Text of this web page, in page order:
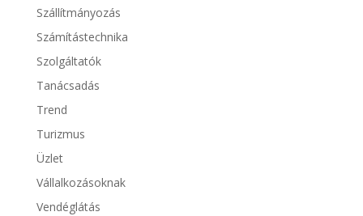
Szállítmányozás
Számítástechnika
Szolgáltatók
Tanácsadás
Trend
Turizmus
Üzlet
Vállalkozásoknak
Vendéglátás